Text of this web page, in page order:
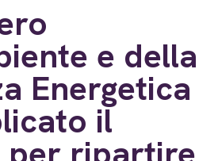
e della
Energetica
il